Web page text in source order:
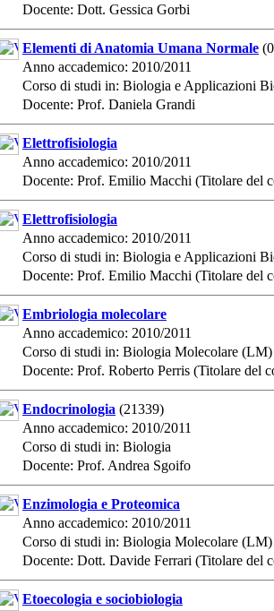
Docente: Dott. Gessica Gorbi
Elementi di Anatomia Umana Normale
Anno accademico: 2010/2011
Corso di studi in: Biologia e Applicazioni
Docente: Prof. Daniela Grandi
Elettrofisiologia
Anno accademico: 2010/2011
Docente: Prof. Emilio Macchi (Titolare del
Elettrofisiologia
Anno accademico: 2010/2011
Corso di studi in: Biologia e Applicazioni
Docente: Prof. Emilio Macchi (Titolare del
Embriologia molecolare
Anno accademico: 2010/2011
Corso di studi in: Biologia Molecolare (LM)
Docente: Prof. Roberto Perris (Titolare del
Endocrinologia (21339)
Anno accademico: 2010/2011
Corso di studi in: Biologia
Docente: Prof. Andrea Sgoifo
Enzimologia e Proteomica
Anno accademico: 2010/2011
Corso di studi in: Biologia Molecolare (LM)
Docente: Dott. Davide Ferrari (Titolare del
Etoecologia e sociobiologia